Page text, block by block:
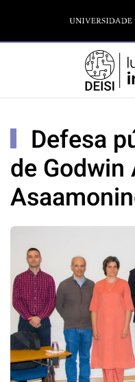
Defesa
de